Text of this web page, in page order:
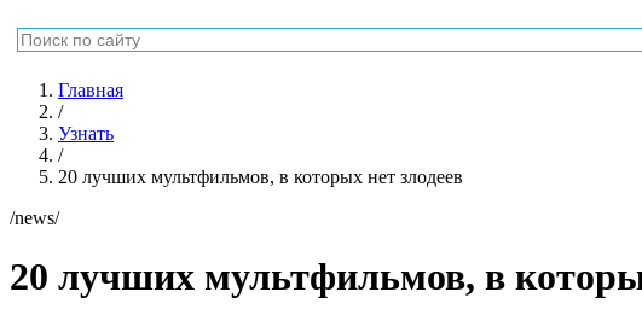
Главная
/
Узнать
/
20 лучших мультфильмов, в которых нет злодеев
/news/
20 лучших мультфильмов, в